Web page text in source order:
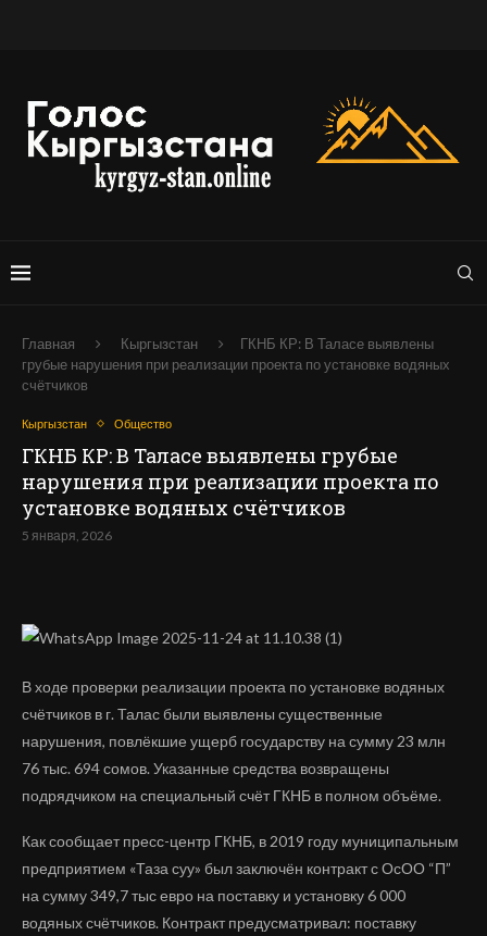
Главная Кыргызстан
ГКНБ КР: В Таласе выявлены
грубые нарушения при реализации проекта по установке водяных
счётчиков
Кыргызстан Общество
ГКНБ КР: В Таласе выявлены грубые
нарушения при реализации проекта по
установке водяных счётчиков
5 января, 2026
В ходе проверки реализации проекта по установке водяных
счётчиков в г. Талас были выявлены существенные
нарушения, повлёкшие ущерб государству на сумму 23 млн
76 тыс. 694 сомов. Указанные средства возвращены
подрядчиком на специальный счёт ГКНБ в полном объёме.
Как сообщает пресс-центр ГКНБ, в 2019 году муниципальным
предприятием «Таза суу» был заключён контракт с ОсОО “П”
на сумму 349,7 тыс евро на поставку и установку 6 000
водяных счётчиков. Контракт предусматривал: поставку